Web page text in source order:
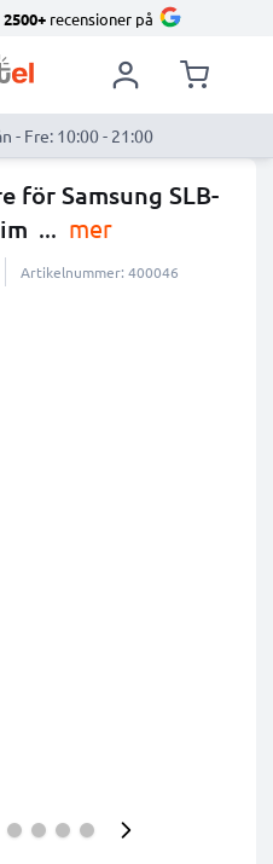
2500+ recensioner på
- Fre: 10:00 - 21:00
för Samsung SLB-
... mer
Artikelnummer: 400046